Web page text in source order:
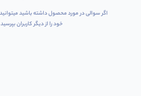
اگر سوالی در مورد محصول داشته باشید
خود را از دیگر کاربران بپرسید